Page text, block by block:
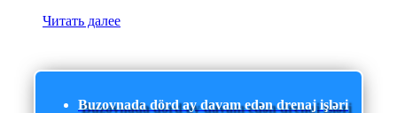
Читать далее
Buzovnada dörd ay davam edən drenaj işləri